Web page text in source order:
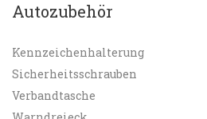
Autozubehör
Kennzeichenhalterung
Sicherheitsschrauben
Verbandtasche